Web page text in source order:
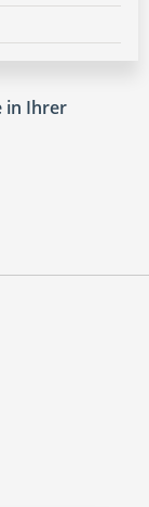
in Ihrer